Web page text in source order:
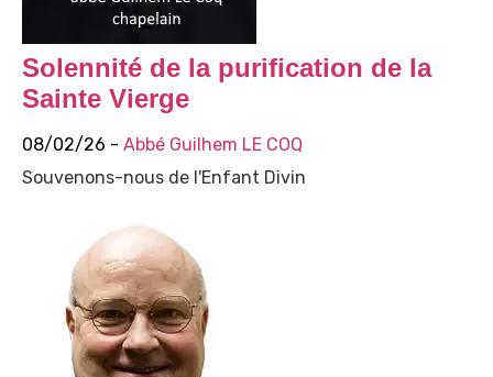
Solennité de la purification de la
Sainte Vierge
08/02/26 - Abbé Guilhem LE COQ
Souvenons-nous de l'Enfant Divin